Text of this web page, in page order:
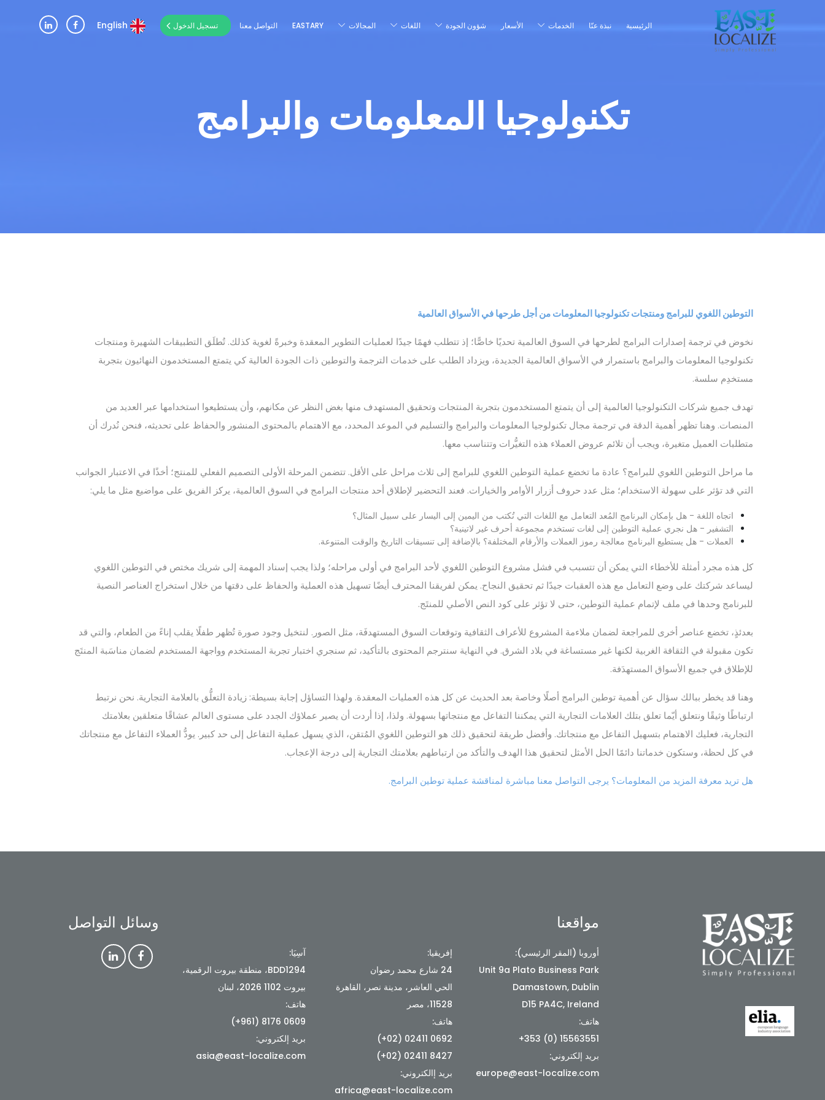
الرئيسية نبذة عنّا الخدمات الأسعار شؤون الجودة اللغات المجالات EASTARY التواصل معنا تسجيل الدخول English
تكنولوجيا المعلومات والبرامج
التوطين اللغوي للبرامج ومنتجات تكنولوجيا المعلومات من أجل طرحها في الأسواق العالمية
نخوض في ترجمة إصدارات البرامج لطرحها في السوق العالمية تحديًا خاصًّا؛ إذ تتطلب فهمًا جيدًا لعمليات التطوير المعقدة وخبرةً لغوية كذلك. تُطلَق التطبيقات الشهيرة ومنتجات
تكنولوجيا المعلومات والبرامج باستمرار في الأسواق العالمية الجديدة، ويزداد الطلب على خدمات الترجمة والتوطين ذات الجودة العالية كي يتمتع المستخدمون النهائيون بتجربة
مستخدِم سلسة.
تهدف جميع شركات التكنولوجيا العالمية إلى أن يتمتع المستخدمون بتجربة المنتجات وتحقيق المستهدف منها بغض النظر عن مكانهم، وأن يستطيعوا استخدامها عبر العديد من
المنصات. وهنا تظهر أهمية الدقة في ترجمة مجال تكنولوجيا المعلومات والبرامج والتسليم في الموعد المحدد، مع الاهتمام بالمحتوى المنشور والحفاظ على تحديثه، فنحن نُدرك أن
متطلبات العميل متغيرة، ويجب أن تلائم عروض العملاء هذه التغيُّرات وتتناسب معها.
ما مراحل التوطين اللغوي للبرامج؟ عادة ما تخضع عملية التوطين اللغوي للبرامج إلى ثلاث مراحل على الأقل. تتضمن المرحلة الأولى التصميم الفعلي للمنتج؛ أخذًا في الاعتبار الجوانب
التي قد تؤثر على سهولة الاستخدام؛ مثل عدد حروف أزرار الأوامر والخيارات. فعند التحضير لإطلاق أحد منتجات البرامج في السوق العالمية، يركز الفريق على مواضيع مثل ما يلي:
اتجاه اللغة - هل بإمكان البرنامج المُعد التعامل مع اللغات التي تُكتب من اليمين إلى اليسار على سبيل المثال؟
التشفير - هل نجري عملية التوطين إلى لغات تستخدم مجموعة أحرف غير لاتينية؟
العملات - هل يستطيع البرنامج معالجة رموز العملات والأرقام المختلفة؟ بالإضافة إلى تنسيقات التاريخ والوقت المتنوعة.
كل هذه مجرد أمثلة للأخطاء التي يمكن أن تتسبب في فشل مشروع التوطين اللغوي لأحد البرامج في أولى مراحله؛ ولذا يجب إسناد المهمة إلى شريك مختص في التوطين اللغوي
ليساعد شركتك على وضع التعامل مع هذه العقبات جيدًا ثم تحقيق النجاح. يمكن لفريقنا المحترف أيضًا تسهيل هذه العملية والحفاظ على دقتها من خلال استخراج العناصر النصية
للبرنامج وحدها في ملف لإتمام عملية التوطين، حتى لا تؤثر على كود النص الأصلي للمنتَج.
بعدئذٍ، تخضع عناصر أخرى للمراجعة لضمان ملاءمة المشروع للأعراف الثقافية وتوقعات السوق المستهدفَة، مثل الصور. لنتخيل وجود صورة تُظهر طفلًا يقلب إناءً من الطعام، والتي قد
تكون مقبولة في الثقافة الغربية لكنها غير مستساغة في بلاد الشرق. في النهاية سنترجم المحتوى بالتأكيد، ثم سنجري اختبار تجربة المستخدم وواجهة المستخدم لضمان مناسَبة المنتَج
للإطلاق في جميع الأسواق المستهدَفة.
وهنا قد يخطر ببالك سؤال عن أهمية توطين البرامج أصلًا وخاصة بعد الحديث عن كل هذه العمليات المعقدة. ولهذا التساؤل إجابة بسيطة: زيادة التعلُّق بالعلامة التجارية. نحن نرتبط
ارتباطًا وثيقًا ونتعلق أيّما تعلق بتلك العلامات التجارية التي يمكننا التفاعل مع منتجاتها بسهولة. ولذا، إذا أردت أن يصير عملاؤك الجدد على مستوى العالم عشاقًا متعلقين بعلامتك
التجارية، فعليك الاهتمام بتسهيل التفاعل مع منتجاتك. وأفضل طريقة لتحقيق ذلك هو التوطين اللغوي المُتقن، الذي يسهل عملية التفاعل إلى حد كبير. يودُّ العملاء التفاعل مع منتجاتك
في كل لحظة، وستكون خدماتنا دائمًا الحل الأمثل لتحقيق هذا الهدف والتأكد من ارتباطهم بعلامتك التجارية إلى درجة الإعجاب.
هل تريد معرفة المزيد من المعلومات؟ يرجى التواصل معنا مباشرة لمناقشة عملية توطين البرامج.
مواقعنا
أوروبا (المقر الرئيسي):
Unit 9a Plato Business Park
Damastown, Dublin
D15 PA4C, Ireland
هاتف:
15563551 (0) 353+
بريد إلكتروني:
europe@east-localize.com
إفريقيا:
24 شارع محمد رضوان
الحي العاشر، مدينة نصر، القاهرة
11528، مصر
هاتف:
0692 02411 (02+)
8427 02411 (02+)
بريد إالكتروني:
africa@east-localize.com
آسِيَا:
BDD1294، منطقة بيروت الرقمية،
بيروت 1102 2026، لبنان
هاتف:
0609 8176 (961+)
بريد إلكتروني:
asia@east-localize.com
وسائل التواصل